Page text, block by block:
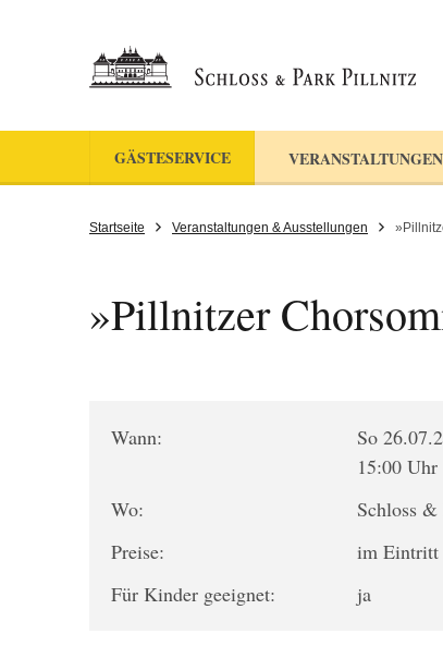
GÄSTESERVICE
Startseite Veranstaltungen & Ausstellungen
»Pillnitzer
Wann:
So
15:00 Uhr
Wo:
Schloss
Preise:
im Eintritt
Für Kinder geeignet:
ja